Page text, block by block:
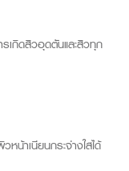
เกิดสิวอุดตันและสิวทุก
น้าเนียนกระจ่างใสได้